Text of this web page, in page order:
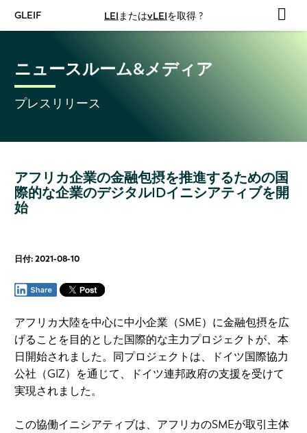
GLEIF LEIまたはvLEIを取得 ?
ニュースルーム&メディア
プレスリリース
アフリカ企業の金融包摂を推進するための国
際的な企業のデジタルIDイニシアティブを開
始
日付: 2021-08-10
アフリカ大陸を中心に中小企業（SME）に金融包摂を広
げることを目的とした国際的な主力プロジェクトが、本
日開始されました。同プロジェクトは、ドイツ国際協力
公社（GIZ）を通じて、ドイツ連邦政府の支援を受けて
実現されました。
この協働イニシアティブは、アフリカのSMEが取引主体